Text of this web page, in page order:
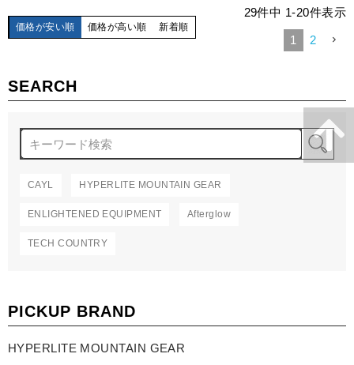
SEARCH
CAYL HYPERLITE MOUNTAIN GEAR
ENLIGHTENED EQUIPMENT Afterglow
TECH COUNTRY
PICKUP BRAND
HYPERLITE MOUNTAIN GEAR
価格が安い順 価格が高い順 新着順
29件中 1-20件表示
1 2